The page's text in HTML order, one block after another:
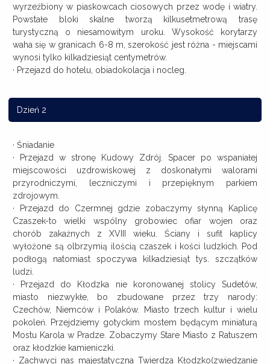
wyrzeźbiony w piaskowcach ciosowych przez wodę i wiatry.
Powstałe bloki skalne tworzą kilkusetmetrową trasę
turystyczną o niesamowitym uroku. Wysokość korytarzy
waha się w granicach 6-8 m, szerokość jest różna - miejscami
wynosi tylko kilkadziesiąt centymetrów.
· Przejazd do hotelu, obiadokolacja i nocleg.
Dzień 2
· Śniadanie
· Przejazd w stronę Kudowy Zdrój. Spacer po wspaniałej
miejscowości uzdrowiskowej z doskonałymi walorami
przyrodniczymi, leczniczymi i przepięknym parkiem
zdrojowym.
· Przejazd do Czermnej gdzie zobaczymy słynną Kaplicę
Czaszek-to wielki wspólny grobowiec ofiar wojen oraz
chorób zakaźnych z XVIII wieku. Ściany i sufit kaplicy
wyłożone są olbrzymią ilością czaszek i kości ludzkich. Pod
podłogą natomiast spoczywa kilkadziesiąt tys. szczątków
ludzi.
· Przejazd do Kłodzka nie koronowanej stolicy Sudetów,
miasto niezwykłe, bo zbudowane przez trzy narody:
Czechów, Niemców i Polaków. Miasto trzech kultur i wielu
pokoleń. Przejdziemy gotyckim mostem będącym miniaturą
Mostu Karola w Pradze. Zobaczymy Stare Miasto z Ratuszem
oraz kłodzkie kamieniczki.
· Zachwyci nas majestatyczna Twierdza Kłodzko(zwiedzanie